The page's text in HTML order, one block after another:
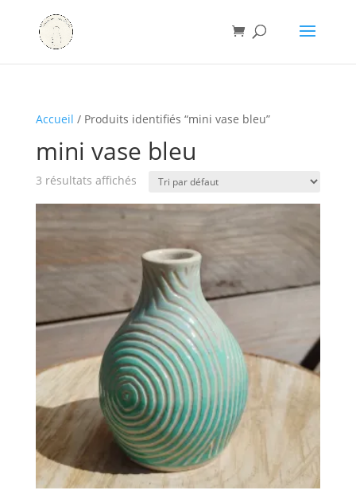
Accueil / Produits identifiés “mini vase bleu”
mini vase bleu
3 résultats affichés